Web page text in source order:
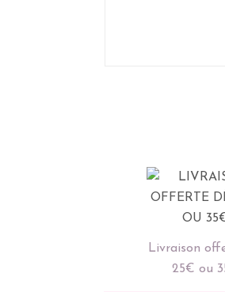
Livraison
25€ ou